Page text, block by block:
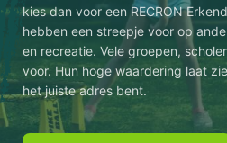
kies dan voor een RECRON
hebben een streepje voor op
en recreatie. Vele groepen,
voor. Hun hoge waardering laat
het juiste adres bent.